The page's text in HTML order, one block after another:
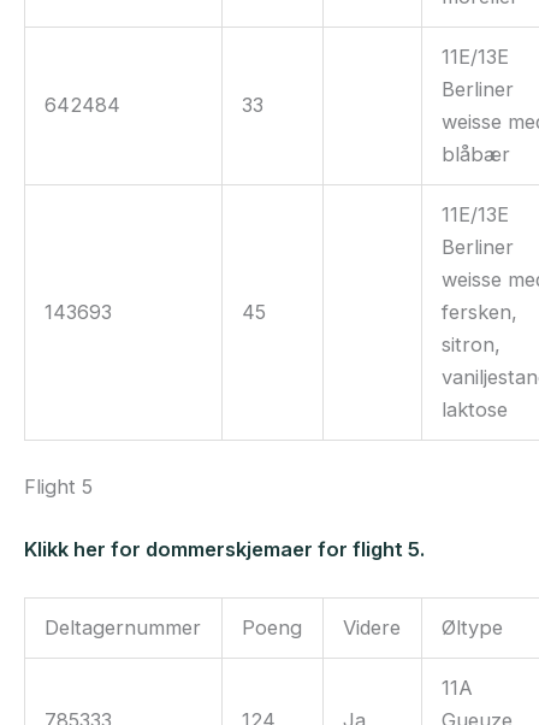
642484 33
11E/13E
Berliner
weisse
blåbær
143693 45
11E/13E
Berliner
weisse
fersken,
sitron,
laktose
Flight 5
Klikk her for dommerskjemaer for flight 5.
Deltagernummer Poeng Videre Øltype
785333 124 Ja
11A
Gueuze